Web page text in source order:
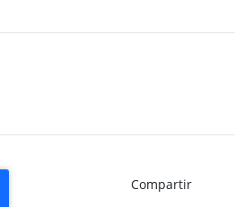
Compartir